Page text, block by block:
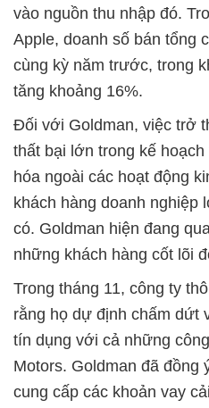
vào nguồn thu nhập đó.
Apple, doanh số bán tổng
cùng kỳ năm trước, trong
tăng khoảng 16%.
Đối với Goldman, việc trở
thất bại lớn trong kế
hóa ngoài các hoạt động
khách hàng doanh nghiệp
có. Goldman hiện đang
những khách hàng cốt lõi
Trong tháng 11, công ty
rằng họ dự định chấm dứt
tín dụng với cả những
Motors. Goldman đã đồng
cung cấp các khoản vay